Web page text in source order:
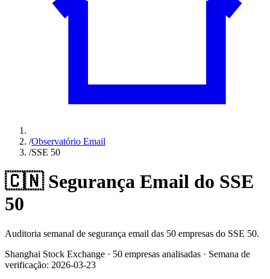
/Observatório Email
/SSE 50
🇨🇳 Segurança Email do SSE
50
Auditoria semanal de segurança email das 50 empresas do SSE 50.
Shanghai Stock Exchange · 50 empresas analisadas · Semana de
verificação: 2026-03-23